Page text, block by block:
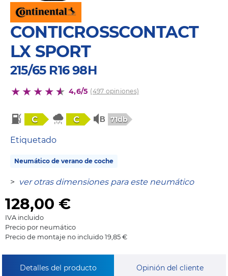
CONTICROSSCONTACT
LX SPORT
215/65 R16 98H
4,6/5 (497 opiniones)
C C 71db
Etiquetado
Neumático de verano de coche
> ver otras dimensiones para este neumático
128,00 €
IVA incluido
Precio por neumático
Precio de montaje no incluido 19,85 €
Detalles del producto Opinión del cliente